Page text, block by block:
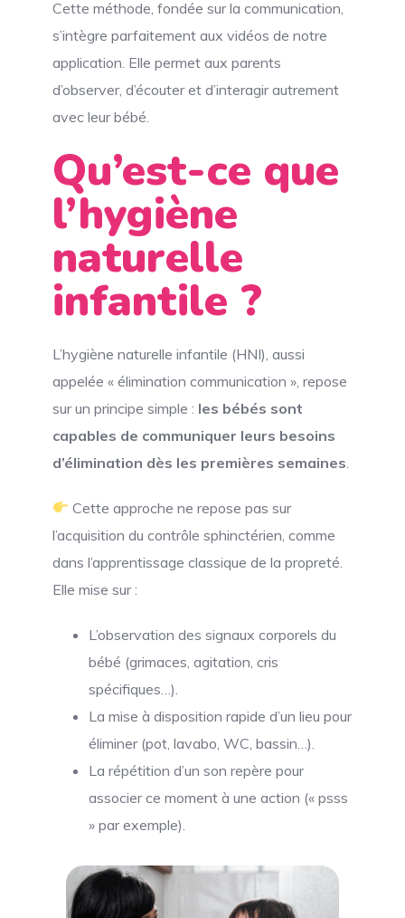
Cette méthode, fondée sur la communication,
s’intègre parfaitement aux vidéos de notre
application. Elle permet aux parents
d’observer, d’écouter et d’interagir autrement
avec leur bébé.
Qu’est-ce que
l’hygiène
naturelle
infantile ?
L’hygiène naturelle infantile (HNI), aussi
appelée « élimination communication », repose
sur un principe simple : les bébés sont
capables de communiquer leurs besoins
d’élimination dès les premières semaines
Cette approche ne repose pas sur
l’acquisition du contrôle sphinctérien, comme
dans l’apprentissage classique de la propreté.
Elle mise sur :
L’observation des signaux corporels du
bébé (grimaces, agitation, cris
spécifiques…).
La mise à disposition rapide d’un lieu pour
éliminer (pot, lavabo, WC, bassin…).
La répétition d’un son repère pour
associer ce moment à une action (« psss
» par exemple).